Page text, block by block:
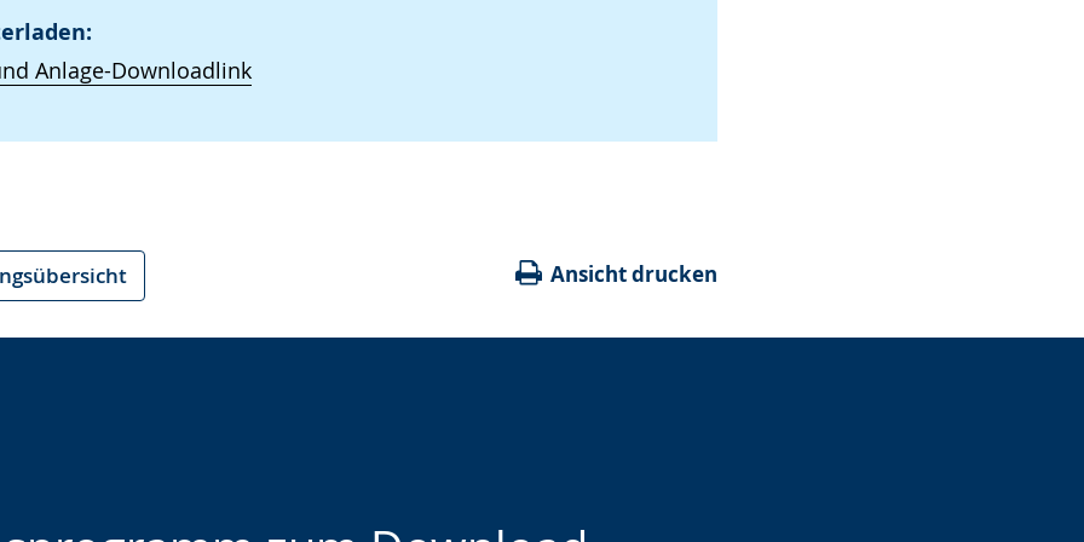
Anlage-Downloadlink
Ansicht drucken